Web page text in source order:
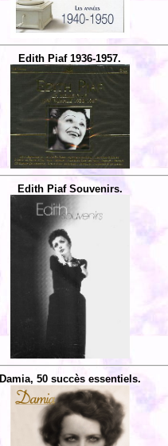
Edith Piaf 1936-1957.
Edith Piaf Souvenirs.
Damia, 50 succès essentiels.